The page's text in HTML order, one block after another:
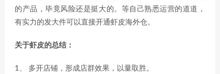
的产品，毕竟风险还是挺大的。等自己熟悉运营的道道，
有实力的发大件可以直接开通虾皮海外仓。
关于虾皮的总结：
1、 多开店铺，形成店群效果，以量取胜。